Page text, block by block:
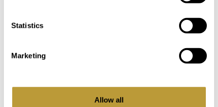
Statistics
Marketing
Allow all